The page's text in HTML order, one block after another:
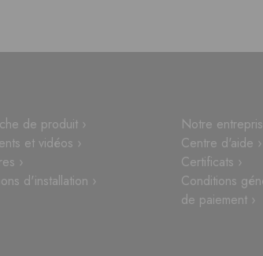
de produit ›
et vidéos ›
›
d'installation ›
Notre
Centre d'aide ›
Certificats ›
Conditions
de paiement ›